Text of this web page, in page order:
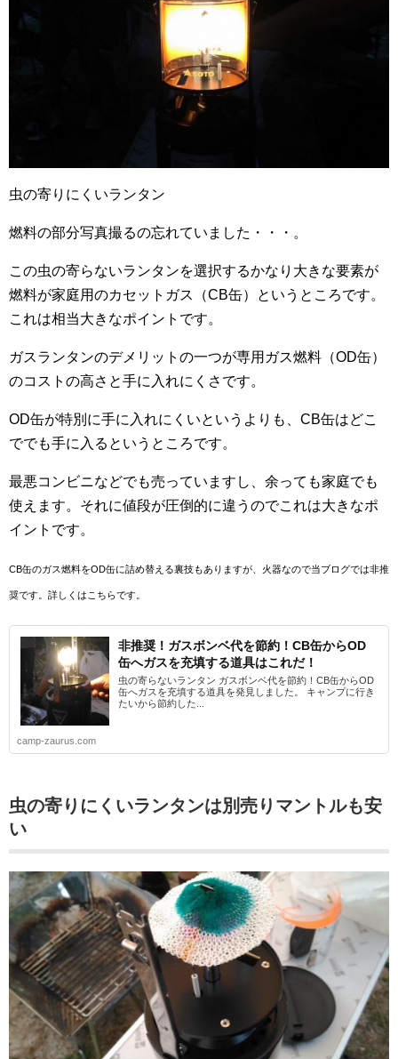
虫の寄りにくいランタン
燃料の部分写真撮るの忘れていました・・・。
この虫の寄らないランタンを選択するかなり大きな要素が
燃料が家庭用のカセットガス（CB缶）というところです。
これは相当大きなポイントです。
ガスランタンのデメリットの一つが専用ガス燃料（OD缶）
のコストの高さと手に入れにくさです。
OD缶が特別に手に入れにくいというよりも、CB缶はどこ
ででも手に入るというところです。
最悪コンビニなどでも売っていますし、余っても家庭でも
使えます。それに値段が圧倒的に違うのでこれは大きなポ
イントです。
CB缶のガス燃料をOD缶に詰め替える裏技もありますが、火器なので当ブログでは非推
奨です。詳しくはこちらです。
非推奨！ガスボンベ代を節約！CB缶からOD
缶へガスを充填する道具はこれだ！
虫の寄らないランタン ガスボンベ代を節約！CB缶からOD
缶へガスを充填する道具を発見しました。 キャンプに行き
たいから節約した...
camp-zaurus.com
虫の寄りにくいランタンは別売りマントルも安
い